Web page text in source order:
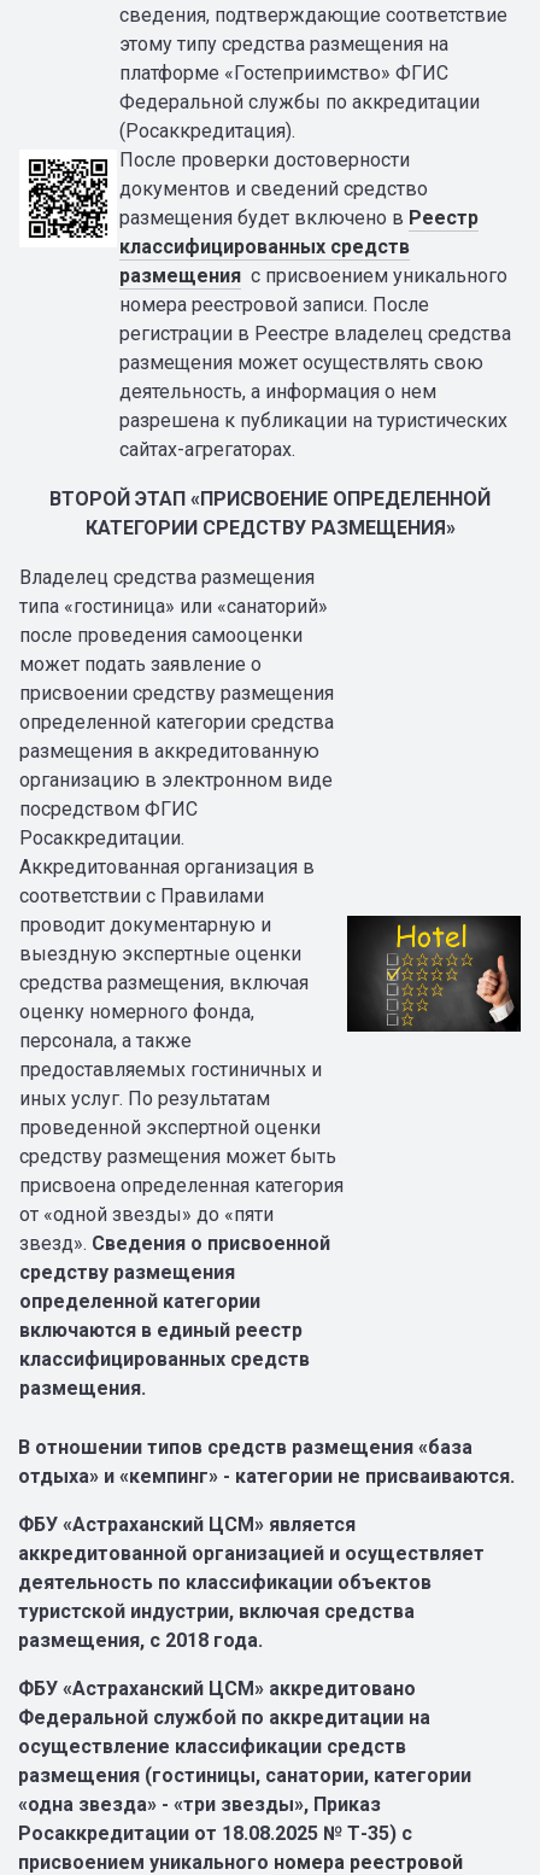
сведения, подтверждающие соответствие
этому типу средства размещения на
платформе «Гостеприимство» ФГИС
Федеральной службы по аккредитации
(Росаккредитация).
После проверки достоверности
документов и сведений средство
размещения будет включено в Реестр
классифицированных средств
размещения с присвоением уникального
номера реестровой записи. После
регистрации в Реестре владелец средства
размещения может осуществлять свою
деятельность, а информация о нем
разрешена к публикации на туристических
сайтах-агрегаторах.
ВТОРОЙ ЭТАП «ПРИСВОЕНИЕ ОПРЕДЕЛЕННОЙ
КАТЕГОРИИ СРЕДСТВУ РАЗМЕЩЕНИЯ»
Владелец средства размещения
типа «гостиница» или «санаторий»
после проведения самооценки
может подать заявление о
присвоении средству размещения
определенной категории средства
размещения в аккредитованную
организацию в электронном виде
посредством ФГИС
Росаккредитации.
Аккредитованная организация в
соответствии с Правилами
проводит документарную и
выездную экспертные оценки
средства размещения, включая
оценку номерного фонда,
персонала, а также
предоставляемых гостиничных и
иных услуг. По результатам
проведенной экспертной оценки
средству размещения может быть
присвоена определенная категория
от «одной звезды» до «пяти
звезд». Сведения о присвоенной
средству размещения
определенной категории
включаются в единый реестр
классифицированных средств
размещения.
В отношении типов средств размещения «база
отдыха» и «кемпинг» - категории не присваиваются.
ФБУ «Астраханский ЦСМ» является
аккредитованной организацией и осуществляет
деятельность по классификации объектов
туристской индустрии, включая средства
размещения, с 2018 года.
ФБУ «Астраханский ЦСМ» аккредитовано
Федеральной службой по аккредитации на
осуществление классификации средств
размещения (гостиницы, санатории, категории
«одна звезда» - «три звезды», Приказ
Росаккредитации от 18.08.2025 № Т-35) с
присвоением уникального номера реестровой